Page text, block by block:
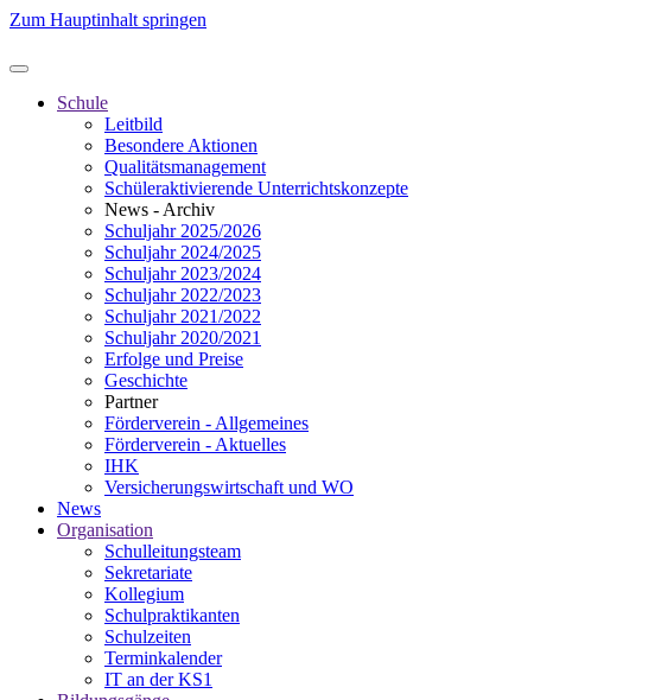
Zum Hauptinhalt springen
Schule
Leitbild
Besondere Aktionen
Qualitätsmanagement
Schüleraktivierende Unterrichtskonzepte
News - Archiv
Schuljahr 2025/2026
Schuljahr 2024/2025
Schuljahr 2023/2024
Schuljahr 2022/2023
Schuljahr 2021/2022
Schuljahr 2020/2021
Erfolge und Preise
Geschichte
Partner
Förderverein - Allgemeines
Förderverein - Aktuelles
IHK
Versicherungswirtschaft und WO
News
Organisation
Schulleitungsteam
Sekretariate
Kollegium
Schulpraktikanten
Schulzeiten
Terminkalender
IT an der KS1